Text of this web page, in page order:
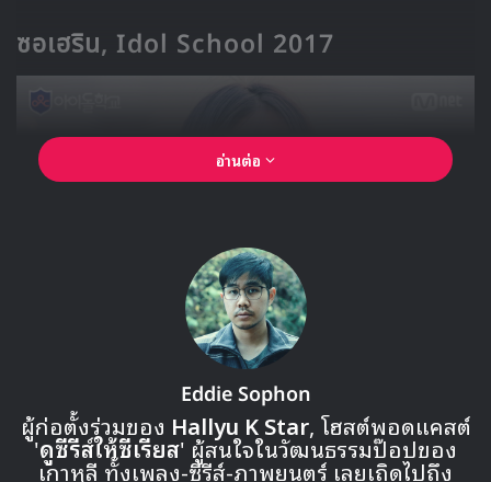
ซอเฮริน, Idol School 2017
อ่านต่อ
Eddie Sophon
ผู้ก่อตั้งร่วมของ Hallyu K Star, โฮสต์พอดแคสต์
'ดูซีรีส์ให้ซีเรียส' ผู้สนใจในวัฒนธรรมป๊อปของ
เกาหลี ทั้งเพลง-ซีรีส์-ภาพยนตร์ เลยเถิดไปถึง